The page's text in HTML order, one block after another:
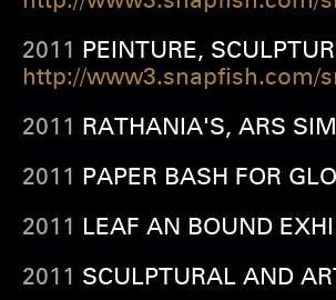
2011 PEINTURE,
http://www3.snapfish.com/
2011 RATHANIA'S, ARS
2011 PAPER BASH FOR
2011 LEAF AN BOUND
2011 SCULPTURAL AND